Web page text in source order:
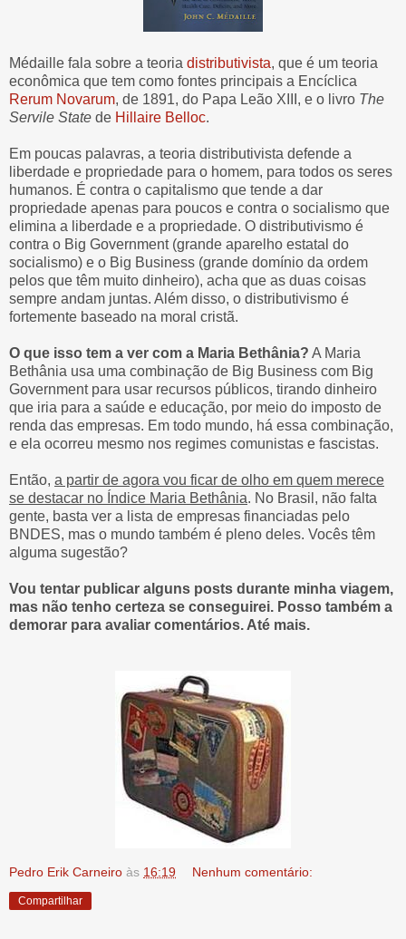
Médaille fala sobre a teoria distributivista, que é um teoria
econômica que tem como fontes principais a Encíclica
Rerum Novarum, de 1891, do Papa Leão XIII, e o livro The
Servile State de Hillaire Belloc.
Em poucas palavras, a teoria distributivista defende a
liberdade e propriedade para o homem, para todos os seres
humanos. É contra o capitalismo que tende a dar
propriedade apenas para poucos e contra o socialismo que
elimina a liberdade e a propriedade. O distributivismo é
contra o Big Government (grande aparelho estatal do
socialismo) e o Big Business (grande domínio da ordem
pelos que têm muito dinheiro), acha que as duas coisas
sempre andam juntas. Além disso, o distributivismo é
fortemente baseado na moral cristã.
O que isso tem a ver com a Maria Bethânia? A Maria
Bethânia usa uma combinação de Big Business com Big
Government para usar recursos públicos, tirando dinheiro
que iria para a saúde e educação, por meio do imposto de
renda das empresas. Em todo mundo, há essa combinação,
e ela ocorreu mesmo nos regimes comunistas e fascistas.
Então, a partir de agora vou ficar de olho em quem merece
se destacar no Índice Maria Bethânia. No Brasil, não falta
gente, basta ver a lista de empresas financiadas pelo
BNDES, mas o mundo também é pleno deles. Vocês têm
alguma sugestão?
Vou tentar publicar alguns posts durante minha viagem,
mas não tenho certeza se conseguirei. Posso também a
demorar para avaliar comentários. Até mais.
Pedro Erik Carneiro às 16:19 Nenhum comentário:
Compartilhar